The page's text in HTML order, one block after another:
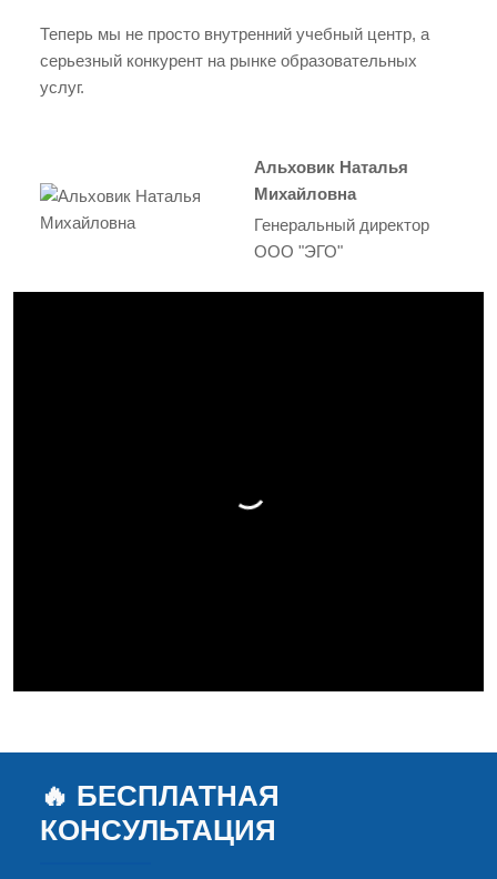
Теперь мы не просто внутренний учебный центр, а
серьезный конкурент на рынке образовательных
услуг.
Альховик Наталья
Михайловна
Генеральный директор
ООО "ЭГО"
🔥 БЕСПЛАТНАЯ
КОНСУЛЬТАЦИЯ